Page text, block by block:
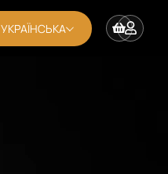
УКРАЇНСЬКА